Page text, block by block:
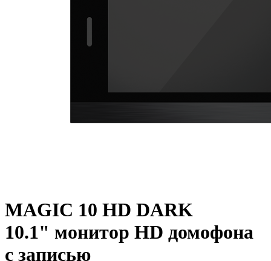
MAGIC 10 HD DARK
10.1" монитор HD домофона
с записью